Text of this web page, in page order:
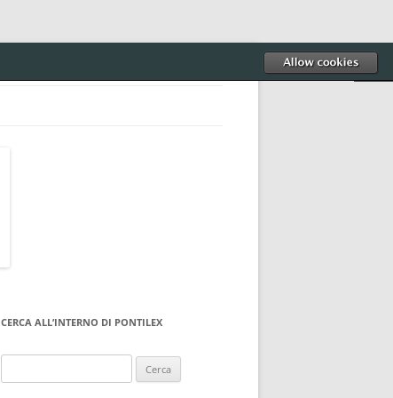
CERCA ALL’INTERNO DI PONTILEX
per: